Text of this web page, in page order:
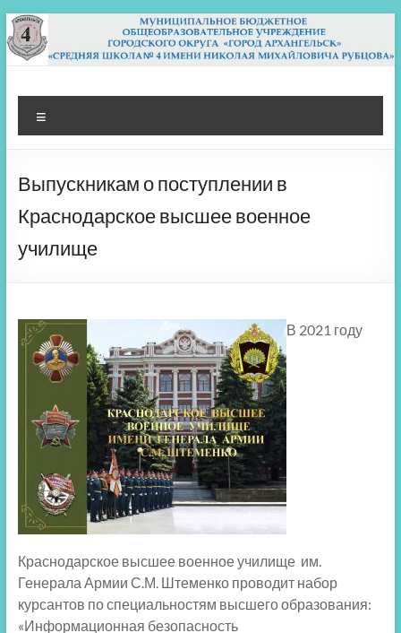
Перейти
к
содержимому
МБОУ СШ 4
Архангельск
Выпускникам о поступлении в
Краснодарское высшее военное
училище
В 2021 году
Краснодарское высшее военное училище им.
Генерала Армии С.М. Штеменко проводит набор
курсантов по специальностям высшего образования:
«Информационная безопасность